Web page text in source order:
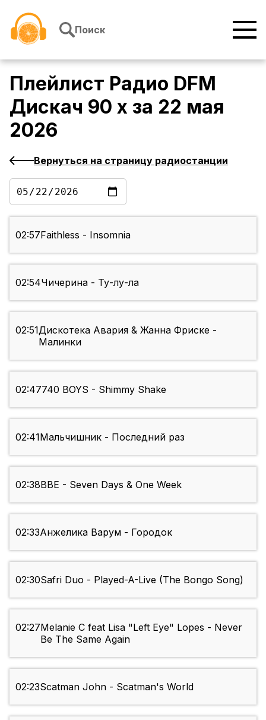
Поиск
Плейлист Радио DFM
Дискач 90 х за 22 мая
2026
Вернуться на страницу радиостанции
02:57Faithless - Insomnia
02:54Чичерина - Ту-лу-ла
02:51Дискотека Авария & Жанна Фриске -
Малинки
02:47740 BOYS - Shimmy Shake
02:41Мальчишник - Последний раз
02:38BBE - Seven Days & One Week
02:33Анжелика Варум - Городок
02:30Safri Duo - Played-A-Live (The Bongo Song)
02:27Melanie C feat Lisa "Left Eye" Lopes - Never
Be The Same Again
02:23Scatman John - Scatman's World